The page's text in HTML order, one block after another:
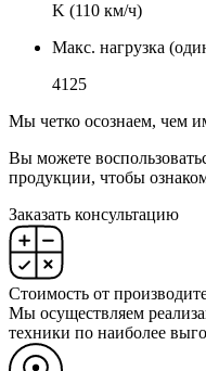
K (110 км/ч)
Макс. нагрузка
4125
Мы четко осознаем, чем
Вы можете
продукции, чтобы
Заказать консультацию
Стоимость от
Мы осуществляем
техники по наиболее